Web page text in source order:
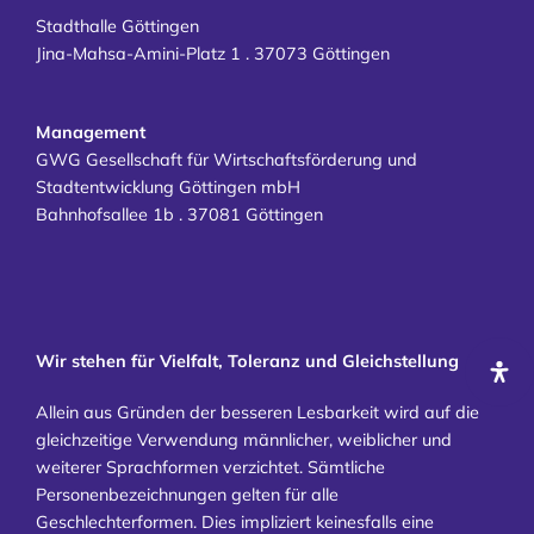
Stadthalle Göttingen
Jina-Mahsa-Amini-Platz 1 . 37073 Göttingen
Management
GWG Gesellschaft für Wirtschaftsförderung und
Stadtentwicklung Göttingen mbH
Bahnhofsallee 1b . 37081 Göttingen
Wir stehen für Vielfalt, Toleranz und Gleichstellung
Allein aus Gründen der besseren Lesbarkeit wird auf die
gleichzeitige Verwendung männlicher, weiblicher und
weiterer Sprachformen verzichtet. Sämtliche
Personenbezeichnungen gelten für alle
Geschlechterformen. Dies impliziert keinesfalls eine